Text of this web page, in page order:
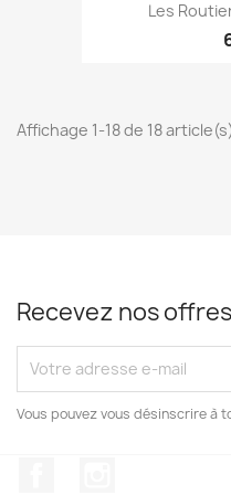
Les
Affichage 1-18 de 18 article(s)
Recevez nos
Vous pouvez vous désinscrire à